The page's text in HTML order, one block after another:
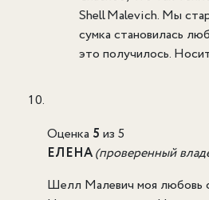
Shell Malevich. Мы
сумка становилась
это получилось.
Оценка 5 из 5
ЕЛЕНА(проверенный
Шелл Малевич моя любовь с